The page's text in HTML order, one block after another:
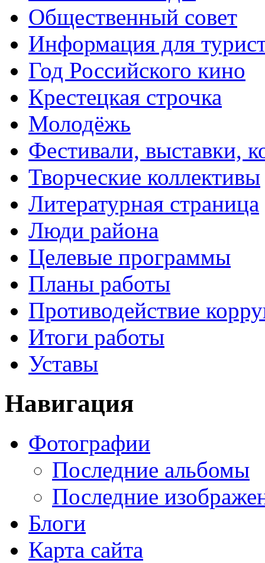
Общественный совет
Информация для
Год Российского кино
Крестецкая строчка
Молодёжь
Фестивали, выставки,
Творческие коллективы
Литературная страница
Люди района
Целевые программы
Планы работы
Противодействие
Итоги работы
Уставы
Навигация
Фотографии
Последние альбомы
Последние
Блоги
Карта сайта